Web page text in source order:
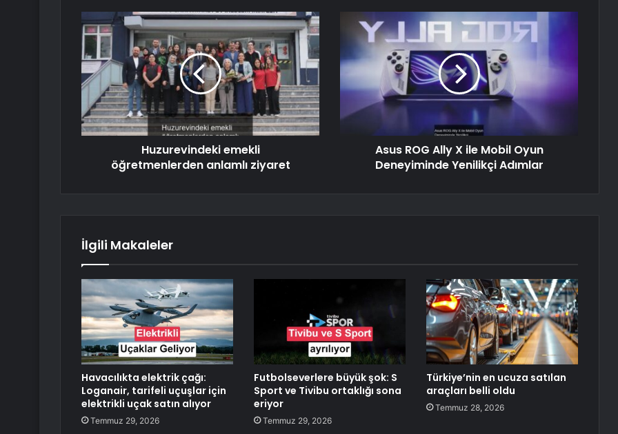
Huzurevindeki emekli
öğretmenlerden anlamlı ziyaret
Asus ROG Ally X ile Mobil Oyun
Deneyiminde Yenilikçi Adımlar
İlgili Makaleler
Havacılıkta elektrik çağı:
Loganair, tarifeli uçuşlar için
elektrikli uçak satın alıyor
Temmuz 29, 2026
Futbolseverlere büyük şok: S
Sport ve Tivibu ortaklığı sona
eriyor
Temmuz 29, 2026
Türkiye’nin en ucuza satılan
araçları belli oldu
Temmuz 28, 2026